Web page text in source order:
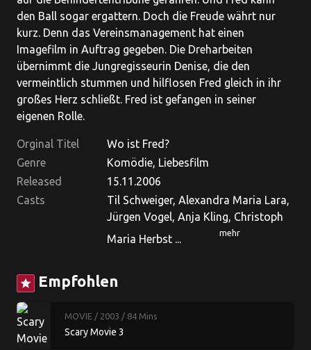
den Ball sogar ergattern. Doch die Freude währt nur
kurz. Denn das Vereinsmanagement hat einen
Imagefilm in Auftrag gegeben. Die Dreharbeiten
übernimmt die Jungregisseurin Denise, die den
vermeintlich stummen und hilflosen Fred gleich in ihr
großes Herz schließt. Fred ist gefangen in seiner
eigenen Rolle.
Orginal Titel
Wo ist Fred?
Genre
Komödie, Liebesfilm
Released
15.11.2006
Casts
Til Schweiger, Alexandra Maria Lara,
Jürgen Vogel, Anja Kling, Christoph
Maria Herbst ...
mehr
star Empfohlen
MOVIE / 2003 / 84 Mins
Scary Movie 3